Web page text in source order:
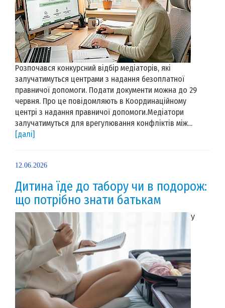
Розпочався конкурсний відбір медіаторів, які
залучатимуться центрами з надання безоплатної
правничої допомоги. Подати документи можна до 29
червня. Про це повідомляють в Координаційному
центрі з надання правничої допомоги.Медіатори
залучатимуться для врегулювання конфліктів між...
[далі]
12.06.2026
Дитина їде до табору чи в подорож:
що потрібно знати батькам
У